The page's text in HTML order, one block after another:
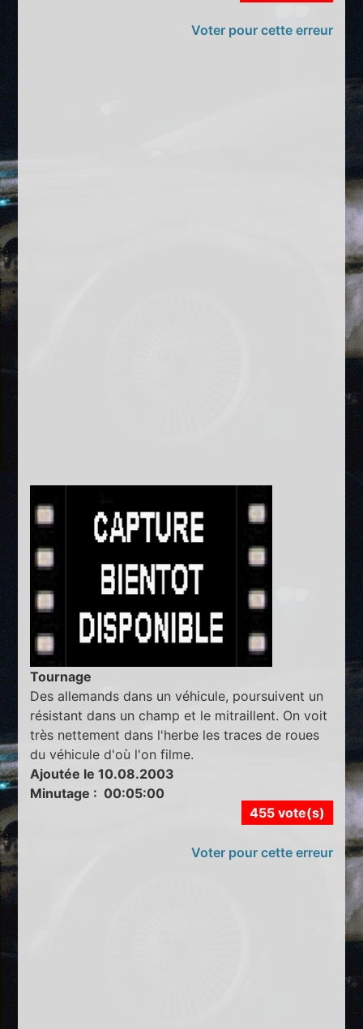
Voter pour cette erreur
Tournage
Des allemands dans un véhicule, poursuivent un
résistant dans un champ et le mitraillent. On voit
très nettement dans l'herbe les traces de roues
du véhicule d'où l'on filme.
Ajoutée le 10.08.2003
Minutage : 00:05:00
455 vote(s)
Voter pour cette erreur